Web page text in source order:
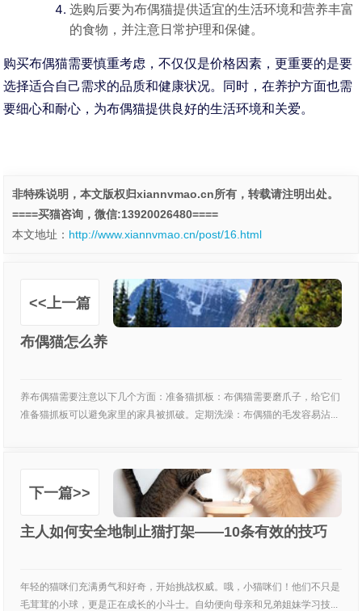
选购后要为布偶猫提供适宜的生活环境和营养丰富
的食物，并注意日常护理和保健。
购买布偶猫需要慎重考虑，不仅仅是价格因素，更重要的是要
选择适合自己需求的品质和健康状况。同时，在养护方面也需
要细心和耐心，为布偶猫提供良好的生活环境和关爱。
非特殊说明，本文版权归xiannvmao.cn所有，转载请注明出处。
====买猫咨询，微信:13920026480====
本文地址： http://www.xiannvmao.cn/post/16.html
<<上一篇
布偶猫怎么养
养布偶猫需要注意以下几个方面：准备猫抓板：布偶猫需要磨爪子，给它们
准备猫抓板可以避免家里的家具被抓破。定期洗澡：布偶猫的毛发容易沾...
下一篇>>
主人如何安全地制止猫打架——10条有效的技巧
年轻的猫咪们充满勇气和好奇，开始挑战权威。哦，小猫咪们！他们不只是
毛茸茸的小球，更是正在成长的小斗士。自幼便向母亲和兄弟姐妹学习技...